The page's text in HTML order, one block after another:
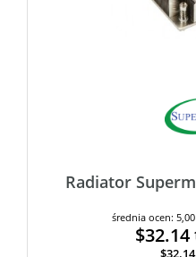
Radiator
średnia ocen:
$32.14
$32.14